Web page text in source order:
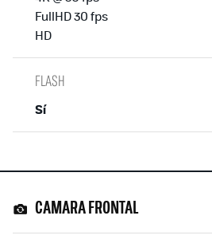
FullHD 30 fps
HD
FLASH
Sí
CAMARA FRONTAL